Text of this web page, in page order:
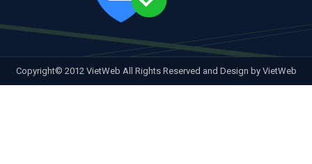
Copyright© 2012 VietWeb All Rights Reserved and Design by VietWeb